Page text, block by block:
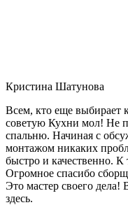
Кристина Шатунова
Всем, кто еще выбирает
советую Кухни мол! Не
спальню. Начиная с
монтажом никаких
быстро и качественно.
Огромное спасибо
Это мастер своего дела!
здесь.